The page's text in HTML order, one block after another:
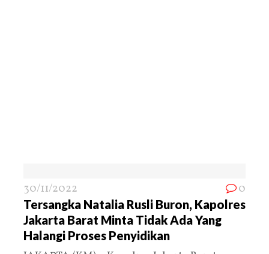
30/11/2022 0
Tersangka Natalia Rusli Buron, Kapolres
Jakarta Barat Minta Tidak Ada Yang
Halangi Proses Penyidikan